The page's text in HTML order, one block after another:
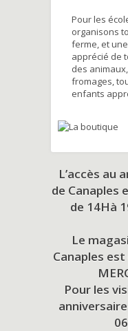
Pour les
organisons
ferme, et
apprécié de
des
fromages,
enfants
L’accès au
de Canaples
de 14Hà
Le
Canaples
Pour les